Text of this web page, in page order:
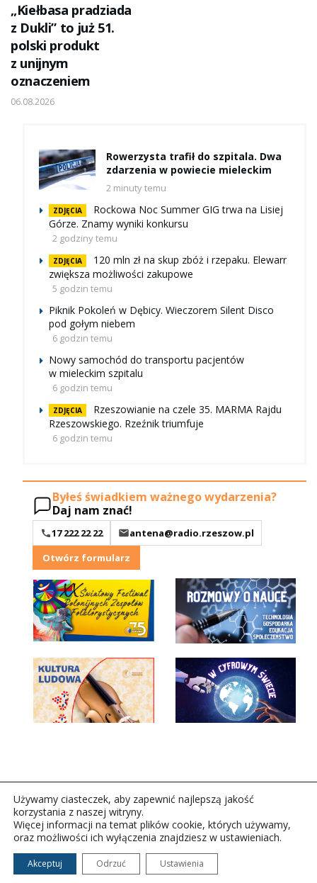
„Kiełbasa pradziada
z Dukli” to już 51.
polski produkt
z unijnym
oznaczeniem
06.08.2026
Rowerzysta trafił do szpitala. Dwa
zdarzenia w powiecie mieleckim
2 minuty temu
ZDJĘCIA
Rockowa Noc Summer GIG trwa na Lisiej
Górze. Znamy wyniki konkursu
2 godziny temu
ZDJĘCIA
120 mln zł na skup zbóż i rzepaku. Elewarr
zwiększa możliwości zakupowe
5 godzin temu
Piknik Pokoleń w Dębicy. Wieczorem Silent Disco
pod gołym niebem
6 godzin temu
Nowy samochód do transportu pacjentów
w mieleckim szpitalu
6 godzin temu
ZDJĘCIA
Rzeszowianie na czele 35. MARMA Rajdu
Rzeszowskiego. Rzeźnik triumfuje
6 godzin temu
Byłeś świadkiem ważnego wydarzenia?
Daj nam znać!
17 222 22 22
antena@radio.rzeszow.pl
Otwórz formularz
Copyright © 2026Polskie Radio Rzeszów S.A. w likwidacj.
Wszelkie prawa zastrzeżone.
Używamy ciasteczek, aby zapewnić najlepszą jakość
korzystania z naszej witryny.
Więcej informacji na temat plików cookie, których używamy,
oraz możliwości ich wyłączenia znajdziesz w ustawieniach.
Akceptuj Odrzuć Ustawienia